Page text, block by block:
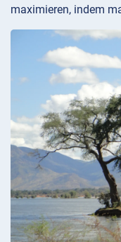
maximieren, indem